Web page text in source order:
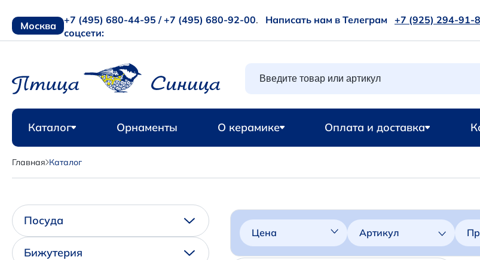
Москва +7 (495) 680-44-95 / +7 (495) 680-92-00. Написать нам в Телеграм +7 (925) 294-91-
соцсети:
Каталог Орнаменты О керамике Оплата и доставка
Главная Каталог
Посуда
Бижутерия
Цена Артикул